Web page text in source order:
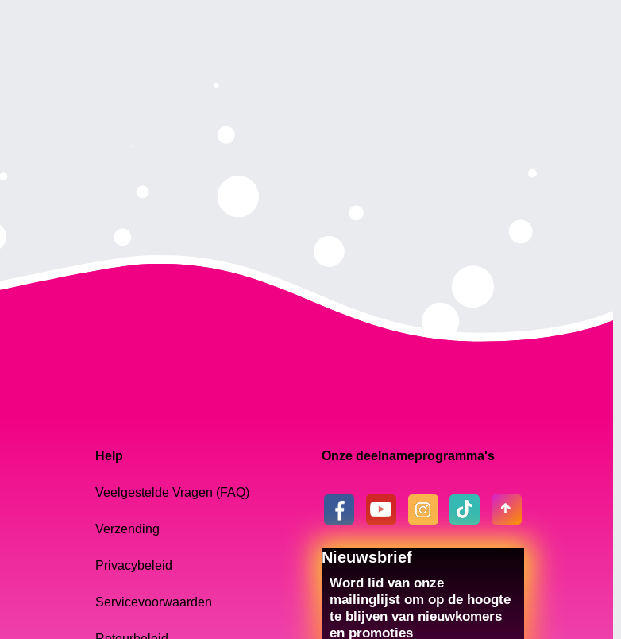
Help
Veelgestelde Vragen (FAQ)
Verzending
Privacybeleid
Servicevoorwaarden
Onze deelnameprogramma's
Nieuwsbrief
Word lid van onze
mailinglijst om op de hoogte
te blijven van nieuwkomers
en promoties